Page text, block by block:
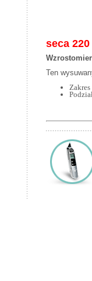
seca 220
Ten